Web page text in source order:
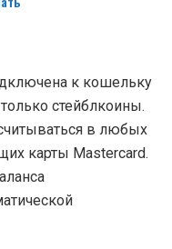
к кошельку
стейблкоины.
в любых
карты Mastercard.